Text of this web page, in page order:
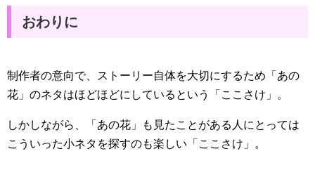
おわりに
制作者の意向で、ストーリー自体を大切にするため「あの
花」のネタはほどほどにしているという「ここさけ」。
しかしながら、「あの花」も見たことがある人にとっては
こういった小ネタを探すのも楽しい「ここさけ」。